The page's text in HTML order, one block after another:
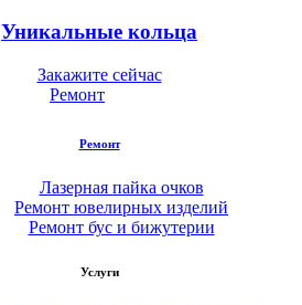
Уникальные кольца
Закажите сейчас
Ремонт
Ремонт
Лазерная пайка очков
Ремонт ювелирных изделий
Ремонт бус и бижутерии
Услуги